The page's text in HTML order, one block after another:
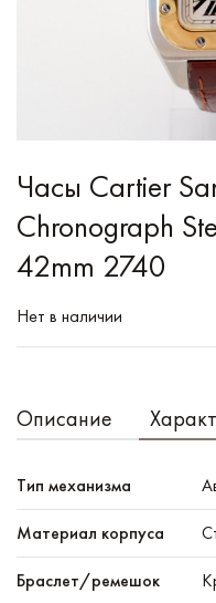
Часы Cartier
Chronograph
42mm 2740
Нет в наличии
Описание
Тип механизма
Материал корпуса
Браслет/ремешок